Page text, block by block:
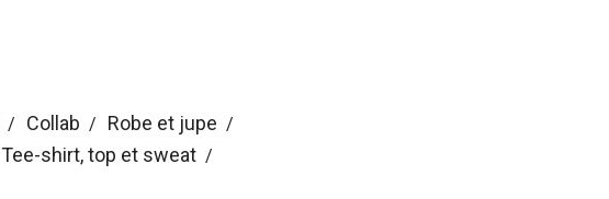
Collab
Robe et jupe
Tee-shirt, top et sweat